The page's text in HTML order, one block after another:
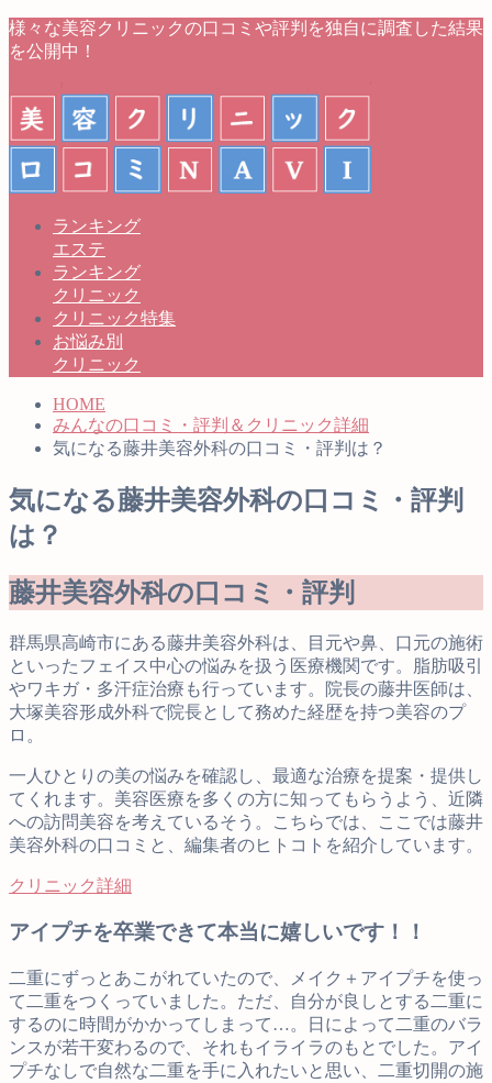
様々な美容クリニックの口コミや評判を独自に調査した結果
を公開中！
ランキング
エステ
ランキング
クリニック
クリニック特集
お悩み別
クリニック
HOME
みんなの口コミ・評判＆クリニック詳細
気になる藤井美容外科の口コミ・評判は？
気になる藤井美容外科の口コミ・評判
は？
藤井美容外科の口コミ・評判
群馬県高崎市にある藤井美容外科は、目元や鼻、口元の施術
といったフェイス中心の悩みを扱う医療機関です。脂肪吸引
やワキガ・多汗症治療も行っています。院長の藤井医師は、
大塚美容形成外科で院長として務めた経歴を持つ美容のプ
ロ。
一人ひとりの美の悩みを確認し、最適な治療を提案・提供し
てくれます。美容医療を多くの方に知ってもらうよう、近隣
への訪問美容を考えているそう。こちらでは、ここでは藤井
美容外科の口コミと、編集者のヒトコトを紹介しています。
クリニック詳細
アイプチを卒業できて本当に嬉しいです！！
二重にずっとあこがれていたので、メイク＋アイプチを使っ
て二重をつくっていました。ただ、自分が良しとする二重に
するのに時間がかかってしまって…。日によって二重のバラ
ンスが若干変わるので、それもイライラのもとでした。アイ
プチなしで自然な二重を手に入れたいと思い、二重切開の施